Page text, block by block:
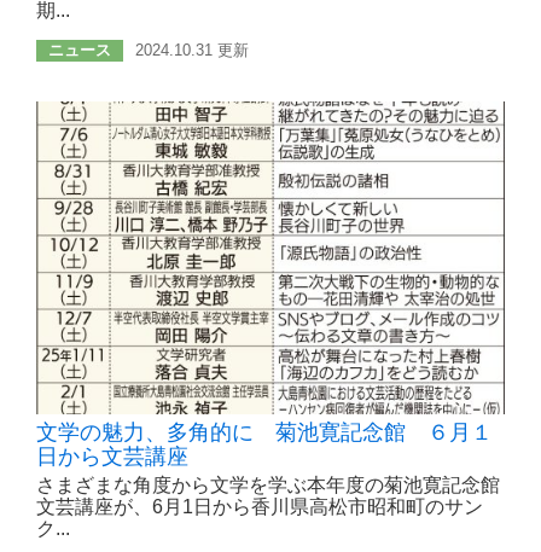
期...
ニュース 2024.10.31 更新
文学の魅力、多角的に 菊池寛記念館 ６月１
日から文芸講座
さまざまな角度から文学を学ぶ本年度の菊池寛記念館
文芸講座が、6月1日から香川県高松市昭和町のサン
ク...